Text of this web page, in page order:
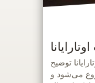
توضیح
می‌شود و